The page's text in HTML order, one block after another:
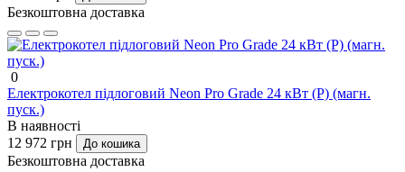
Безкоштовна доставка
0
Електрокотел підлоговий Neon Pro Grade 24 кВт (P) (магн.
пуск.)
В наявності
12 972 грн
До кошика
Безкоштовна доставка